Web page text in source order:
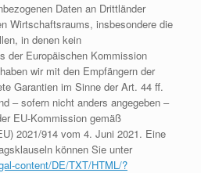
Daten an Drittländer
Wirtschaftsraums, insbesondere die
in denen kein
der Europäischen Kommission
wir mit den Empfängern der
Garantien im Sinne der Art. 44 ff.
– sofern nicht anders angegeben –
EU-Kommission gemäß
2021/914 vom 4. Juni 2021. Eine
können Sie unter
content/DE/TXT/HTML/?